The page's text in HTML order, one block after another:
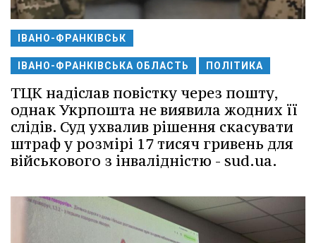
ІВАНО-ФРАНКІВСЬК
ІВАНО-ФРАНКІВСЬКА ОБЛАСТЬ ПОЛІТИКА
ТЦК надіслав повістку через пошту,
однак Укрпошта не виявила жодних її
слідів. Суд ухвалив рішення скасувати
штраф у розмірі 17 тисяч гривень для
військового з інвалідністю - sud.ua.